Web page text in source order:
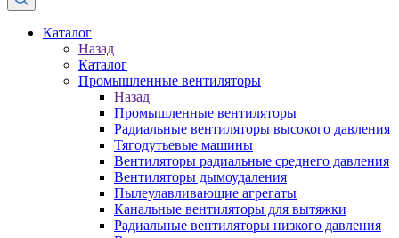
Каталог
Назад
Каталог
Промышленные вентиляторы
Назад
Промышленные вентиляторы
Радиальные вентиляторы высокого давления
Тягодутьевые машины
Вентиляторы радиальные среднего давления
Вентиляторы дымоудаления
Пылеулавливающие агрегаты
Канальные вентиляторы для вытяжки
Радиальные вентиляторы низкого давления